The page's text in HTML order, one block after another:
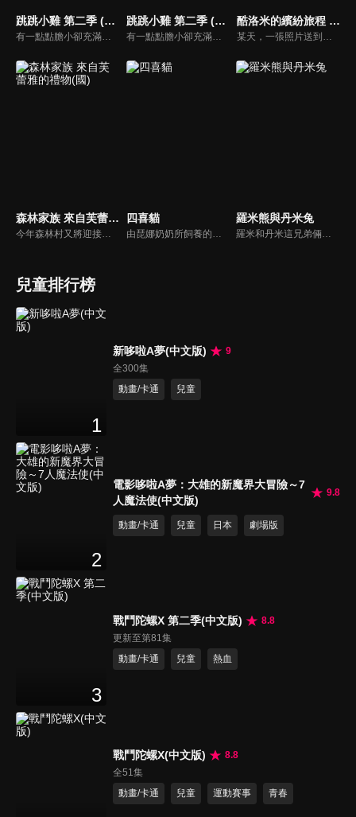
跳跳小雞 第二季 (中文版)
有一點點膽小卻充滿好奇心的"帶骨雞"，和總是用小跳步靠過來的舞蹈老師"小跳步青蛙老師"，以及其他具有獨特個性的夥伴們跳舞大活耀！在家裡和各種地方以「身體動了，心也舞動了起來♪」為主題。
跳跳小雞 第二季 (日文版)
有一點點膽小卻充滿好奇心的"帶骨雞"，和總是用小跳步靠過來的舞蹈老師"小跳步青蛙老師"，以及其他具有獨特個性的夥伴們跳舞大活耀！在家裡和各種地方以「身體動了，心也舞動了起來♪」為主題。
酷洛米的繽紛旅程 (中文版)
某天，一張照片送到了酷洛米的手機中。照片中的人是酷洛米失蹤的姊姊——洛米娜。「我想去找姊姊！」酷洛米究竟能不能順利見到洛米娜呢？
森林家族 來自芙蕾雅的禮物(國)
今年森林村又將迎接一年一度的星星慶典，大家都迫不及待，唯獨可可兔女孩芙蕾雅在傷腦筋。慶典當天是媽媽的生日，但她卻想不到該送媽媽什麼禮物。此外，芙蕾雅還被賦予重責大任，負責挑選“年度最佳樹木”這個重要的活動。芙蕾雅最後找到的，能讓大家都幸福的最棒禮物是什麼呢？
四喜貓
由琵娜奶奶所飼養的四隻小貓，他們組成了一個樂團，名為「巴菲貓樂團」。除了經常舉辦演唱會，在眾多貓咪們面前展現自己的音樂才華之外，他們也常常扮演救援隊的角色，幫助鎮上的動物們。
羅米熊與丹米兔
羅米和丹米這兄弟倆是形影不離的好夥伴。可是事情並不是從一開始就這樣的……星際探險家丹米的飛船某次偶然墜落在羅米的蜜罐房子上，不但把房子砸壞了，還強行霸佔了羅米的房間，他們從第一次見面就不能容忍對方。但是經過一系列的事情，兩人最終解開分歧，接受對方的不同，而成為最好的朋友。
兒童排行榜
1
新哆啦A夢(中文版)
9
全300集
動畫/卡通
兒童
2
電影哆啦A夢：大雄的新魔界大冒險～7
人魔法使(中文版)
9.8
動畫/卡通 兒童 日本 劇場版
3
戰鬥陀螺X 第二季(中文版)
8.8
更新至第81集
動畫/卡通
兒童 熱血
戰鬥陀螺X(中文版)
8.8
全51集
動畫/卡通
兒童 運動賽事 青春